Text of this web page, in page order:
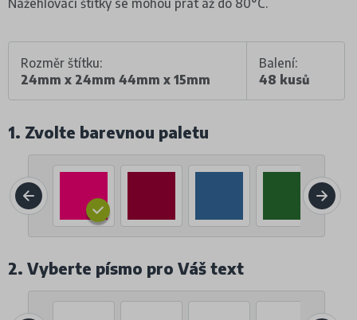
Rozměr štítku:
24mm x 24mm 44mm x 15mm
Balení:
48 kusů
1. Zvolte barevnou paletu
2. Vyberte písmo pro Váš text